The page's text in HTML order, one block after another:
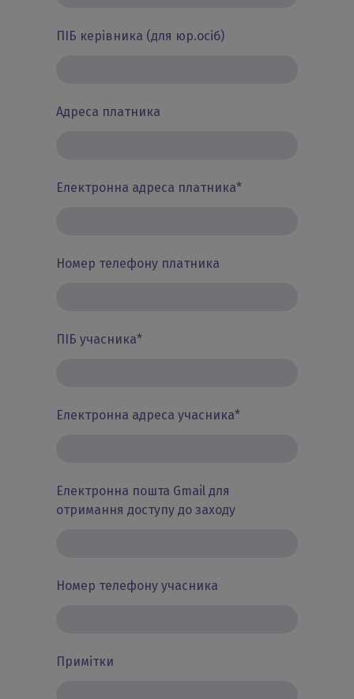
ПІБ керівника (для юр.осіб)
Адреса платника
Електронна адреса платника*
Номер телефону платника
ПІБ учасника*
Електронна адреса учасника*
Електронна пошта Gmail для
отримання доступу до заходу
Номер телефону учасника
Примітки